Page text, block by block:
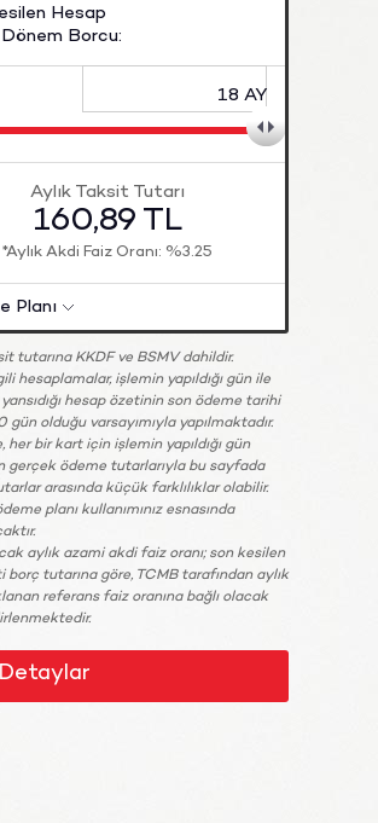
Hesap
Borcu
18 AY
Aylık Taksit Tutarı
160,89 TL
*Aylık Akdi Faiz Oranı: %3.25
Planı
tutarına KKDF ve BSMV dahildir.
hesaplamalar, işlemin yapıldığı gün ile
hesap özetinin son ödeme tarihi
gün olduğu varsayımıyla yapılmaktadır.
her bir kart için işlemin yapıldığı gün
gerçek ödeme tutarlarıyla bu sayfada
arasında küçük farklılıklar olabilir.
planı kullanımınız esnasında
aylık azami akdi faiz oranı; son kesilen
borç tutarına göre, TCMB tarafından aylık
referans faiz oranına bağlı olacak
Detaylar